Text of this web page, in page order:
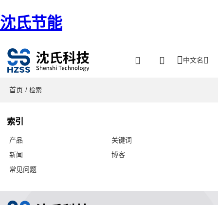
沈氏节能
中文名
首页 / 检索
索引
产品
关键词
新闻
博客
常见问题